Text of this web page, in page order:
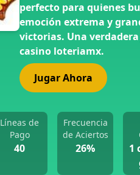
perfecto para quienes
emoción extrema y
victorias. Una
casino loteriamx.
Jugar Ahora
Líneas de
Pago
40
Frecuencia
de Aciertos
26%
1